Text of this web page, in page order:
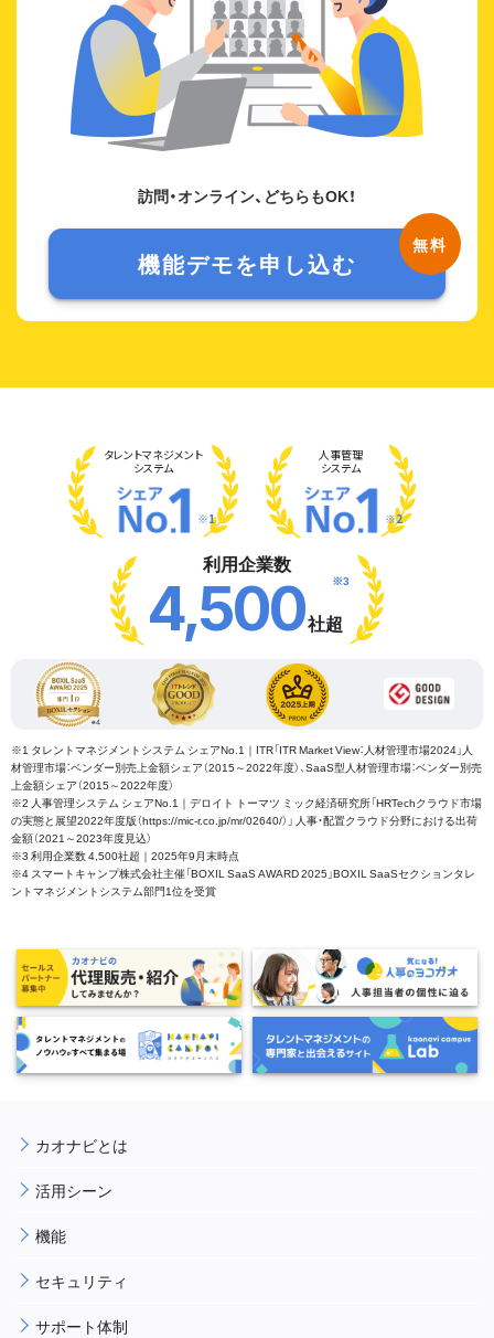
訪問・オンライン、どちらもOK！
機能デモを申し込む
タレントマネジメント
システム
※1
人事管理
システム
※2
利用企業数
4,500社超
※3
※1 タレントマネジメントシステム シェアNo.1｜ITR「ITR Market View：人材管理市場2024」人
材管理市場：ベンダー別売上金額シェア（2015～2022年度）、SaaS型人材管理市場：ベンダー別売
上金額シェア（2015～2022年度）
※2 人事管理システム シェアNo.1｜デロイト トーマツ ミック経済研究所「HRTechクラウド市場
の実態と展望2022年度版（https://mic-r.co.jp/mr/02640/）」 人事・配置クラウド分野における出荷
金額（2021～2023年度見込）
※3 利用企業数 4,500社超｜2025年9月末時点
※4 スマートキャンプ株式会社主催「BOXIL SaaS AWARD 2025」BOXIL SaaSセクションタレ
ントマネジメントシステム部門1位を受賞
カオナビとは
活用シーン
機能
セキュリティ
サポート体制